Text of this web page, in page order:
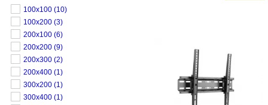
100х100 (10)
100х200 (3)
200х100 (6)
200х200 (9)
200х300 (2)
200х400 (1)
300х200 (1)
300х400 (1)